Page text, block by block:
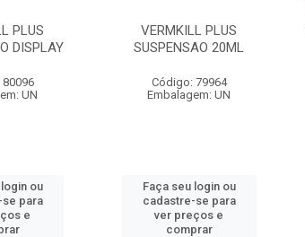
PLUS
DISPLAY
UN
ou
para
e
VERMKILL PLUS
SUSPENSAO 20ML
Código: 79964
Embalagem: UN
Faça seu login ou
cadastre-se para
ver preços e
comprar